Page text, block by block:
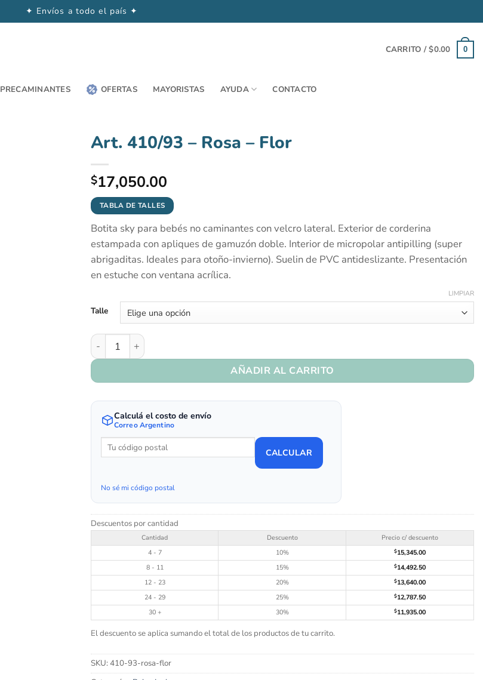
✦ Envíos a todo el país ✦
CARRITO /$0.00 0
PRECAMINANTES OFERTAS MAYORISTAS AYUDA CONTACTO
Art. 410/93 – Rosa – Flor
$17,050.00
TABLA DE TALLES
Botita sky para bebés no caminantes con velcro lateral. Exterior de corderina
estampada con apliques de gamuzón doble. Interior de micropolar antipilling (super
abrigaditas. Ideales para otoño-invierno). Suelin de PVC antideslizante. Presentación
en estuche con ventana acrílica.
Talle
LIMPIAR
Art. 410/93 - Rosa - Flor cantidad
AÑADIR AL CARRITO
Calculá el costo de envío
Correo Argentino
CALCULAR
No sé mi código postal
Descuentos por cantidad
Cantidad Descuento
Precio c/ descuento
4 - 7
10% $15,345.00
8 - 11
15% $14,492.50
12 - 23
20% $13,640.00
24 - 29
25% $12,787.50
30 +
30% $11,935.00
El descuento se aplica sumando el total de los productos de tu carrito.
SKU:410-93-rosa-flor